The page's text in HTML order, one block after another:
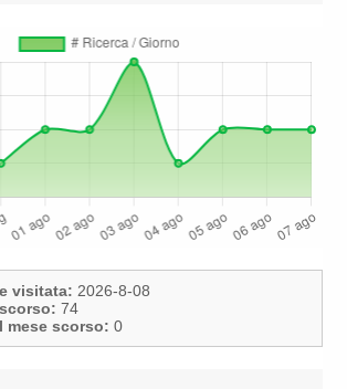
visitata: 2026-8-08
74
mese scorso: 0